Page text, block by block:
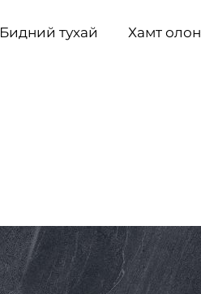
Бидний тухай Хамт олон